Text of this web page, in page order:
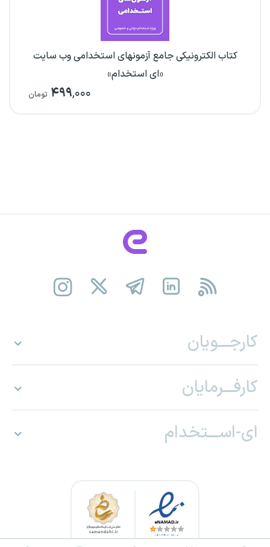
کتاب الکترونیکی جامع آزمونهای استخدامی وب سایت
«ای استخدام»
۴۹۹,۰۰۰ تومان
کارجـــویان
کارفـــرمایان
ای-اســـتخدام